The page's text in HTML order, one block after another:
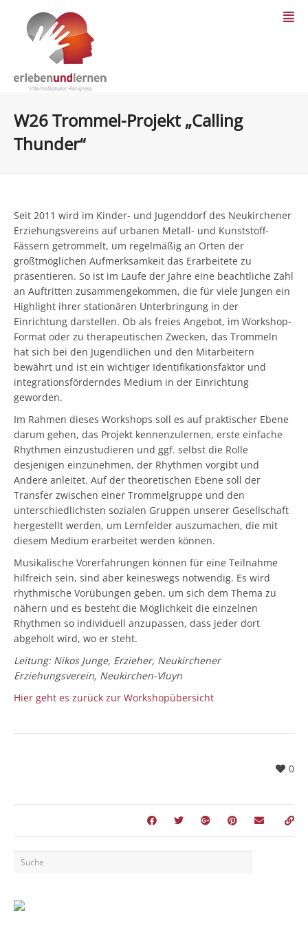
W26 Trommel-Projekt „Calling
Thunder“
Seit 2011 wird im Kinder- und Jugenddorf des Neukirchener
Erziehungsvereins auf urbanen Metall- und Kunststoff-
Fässern getrommelt, um regelmäßig an Orten der
größtmöglichen Aufmerksamkeit das Erarbeitete zu
präsentieren. So ist im Laufe der Jahre eine beachtliche Zahl
an Auftritten zusammengekommen, die für viele Jungen ein
Highlight ihrer stationären Unterbringung in der
Einrichtung darstellen. Ob als freies Angebot, im Workshop-
Format oder zu therapeutischen Zwecken, das Trommeln
hat sich bei den Jugendlichen und den Mitarbeitern
bewährt und ist ein wichtiger Identifikationsfaktor und
integrationsförderndes Medium in der Einrichtung
geworden.
Im Rahmen dieses Workshops soll es auf praktischer Ebene
darum gehen, das Projekt kennenzulernen, erste einfache
Rhythmen einzustudieren und ggf. selbst die Rolle
desjenigen einzunehmen, der Rhythmen vorgibt und
Andere anleitet. Auf der theoretischen Ebene soll der
Transfer zwischen einer Trommelgruppe und den
unterschiedlichsten sozialen Gruppen unserer Gesellschaft
hergestellt werden, um Lernfelder auszumachen, die mit
diesem Medium erarbeitet werden können.
Musikalische Vorerfahrungen können für eine Teilnahme
hilfreich sein, sind aber keineswegs notwendig. Es wird
rhythmische Vorübungen geben, um sich dem Thema zu
nähern und es besteht die Möglichkeit die einzelnen
Rhythmen so individuell anzupassen, dass jeder dort
abgeholt wird, wo er steht.
Leitung: Nikos Junge, Erzieher, Neukirchener
Erziehungsverein, Neukirchen-Vluyn
Hier geht es zurück zur Workshopübersicht
0